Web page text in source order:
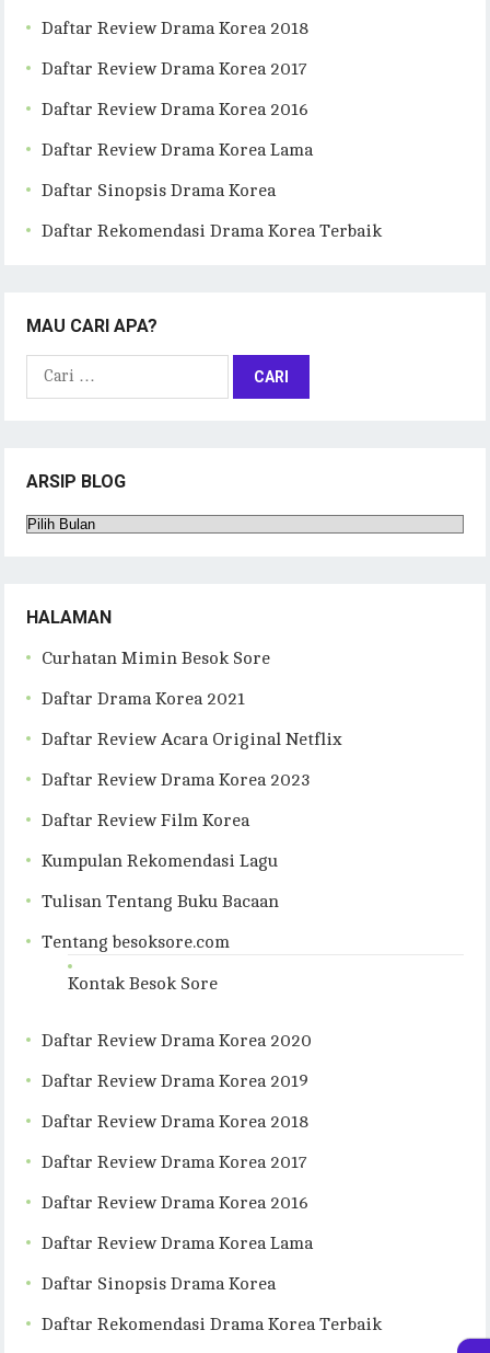
Daftar Review Drama Korea 2018
Daftar Review Drama Korea 2017
Daftar Review Drama Korea 2016
Daftar Review Drama Korea Lama
Daftar Sinopsis Drama Korea
Daftar Rekomendasi Drama Korea Terbaik
MAU CARI APA?
Cari
ARSIP BLOG
Arsip
HALAMAN
Curhatan Mimin Besok Sore
Daftar Drama Korea 2021
Daftar Review Acara Original Netflix
Daftar Review Drama Korea 2023
Daftar Review Film Korea
Kumpulan Rekomendasi Lagu
Tulisan Tentang Buku Bacaan
Tentang besoksore.com
Kontak Besok Sore
Daftar Review Drama Korea 2020
Daftar Review Drama Korea 2019
Daftar Review Drama Korea 2018
Daftar Review Drama Korea 2017
Daftar Review Drama Korea 2016
Daftar Review Drama Korea Lama
Daftar Sinopsis Drama Korea
Daftar Rekomendasi Drama Korea Terbaik